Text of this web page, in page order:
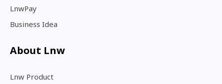
LnwPay
Business Idea
About Lnw​
Lnw Product